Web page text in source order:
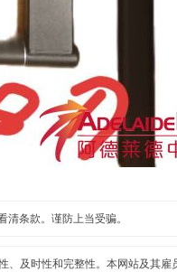
条款。谨防上当受骗。
、及时性和完整性。本网站及其雇